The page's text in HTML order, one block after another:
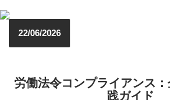
Fuji
Staff
22/06/2026
労働法令コンプライアンス
践ガイド